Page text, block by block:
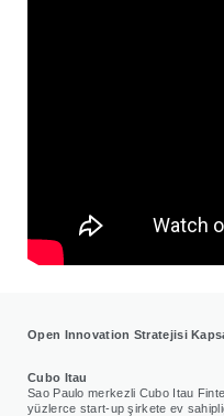
Open Innovation Stratejisi
Cubo Itau
Sao Paulo merkezli Cubo Itau
yüzlerce start-up şirkete ev